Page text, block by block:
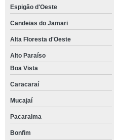
Espigão d'Oeste
Candeias do Jamari
Alta Floresta d'Oeste
Alto Paraíso
Boa Vista
Caracaraí
Mucajaí
Pacaraima
Bonfim